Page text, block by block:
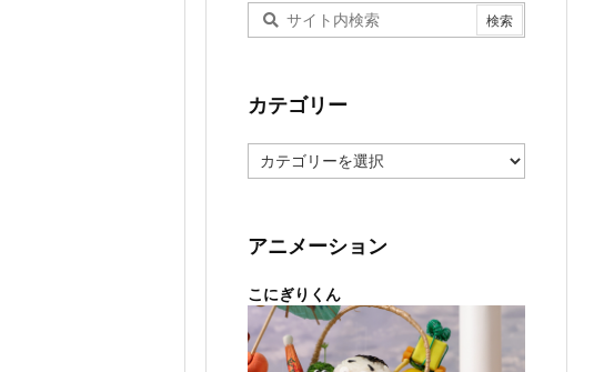
カテゴリー
テ
ー
アニメーション
こにぎりくん